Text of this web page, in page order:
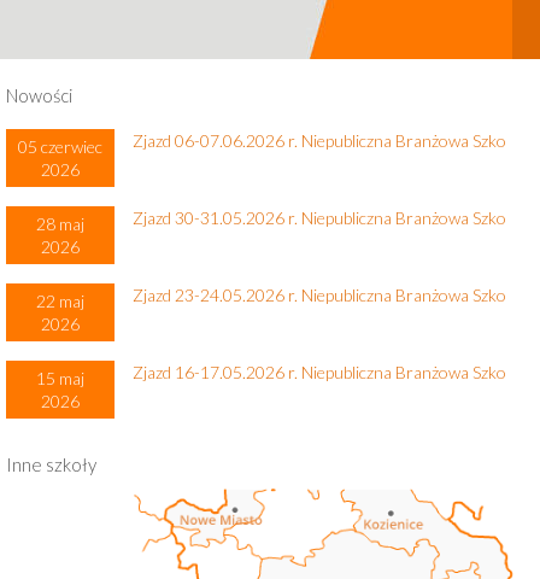
Nowości
05 czerwiec
2026
Zjazd 06-07.06.2026 r. Niepubliczna Branżowa Szko
28 maj
2026
Zjazd 30-31.05.2026 r. Niepubliczna Branżowa Szko
22 maj
2026
Zjazd 23-24.05.2026 r. Niepubliczna Branżowa Szko
15 maj
2026
Zjazd 16-17.05.2026 r. Niepubliczna Branżowa Szko
Inne szkoły